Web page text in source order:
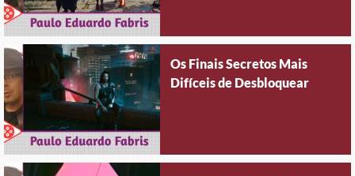
Os Finais Secretos Mais
Difíceis de Desbloquear